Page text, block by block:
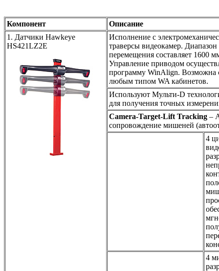
Компонент
Описание
1. Датчики Hawkeye
HS421LZ2E
Исполнение с
траверсы видеокамер. Диапазон
перемещения составляет 1600
Управление приводом
программу WinAlign. Возможна
любым типом WA кабинетов.
Используют Мульти-D
для получения точных
Camera-Target-Lift Tracking –
сопровождение мишеней
4
4